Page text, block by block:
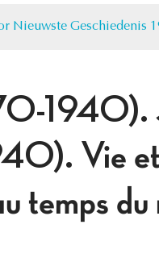
Nieuwste Geschiedenis
1940).
Vie et
temps